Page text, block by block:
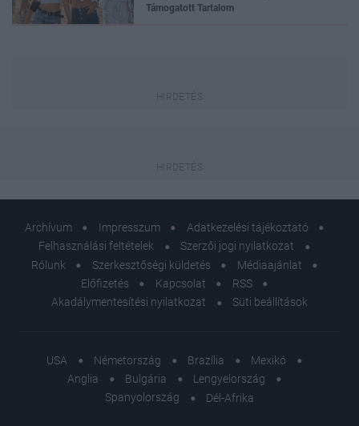
Támogatott Tartalom
Archívum Impresszum
Adatkezelési tájékoztató
Felhasználási feltételek
Szerzői jogi nyilatkozat
Rólunk
Szerkesztőségi küldetés
Médiaajánlat
Előfizetés
Kapcsolat
RSS
Akadálymentesítési nyilatkozat
Süti beállítások
USA Németország Brazília
Mexikó
Anglia
Bulgária
Lengyelország
Spanyolország
Dél-Afrika